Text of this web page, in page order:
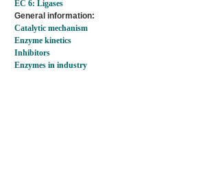
EC 6: Ligases
General information:
Catalytic mechanism
Enzyme kinetics
Inhibitors
Enzymes in industry